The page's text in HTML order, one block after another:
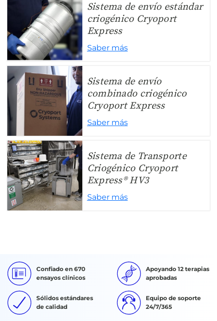
Sistema de envío estándar
criogénico Cryoport
Express
Saber más
Sistema de envío
combinado criogénico
Cryoport Express
Saber más
Sistema de Transporte
Criogénico Cryoport
Express® HV3
Saber más
Confiado en 670
ensayos clínicos
Apoyando 12 terapias
aprobadas
Sólidos estándares
de calidad
Equipo de soporte
24/7/365